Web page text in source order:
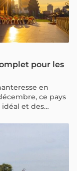
pour les
en
ce pays
et des
pour explorer